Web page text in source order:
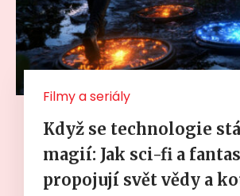
Filmy a seriály
Když se technologie
magií: Jak sci-fi a
propojují svět vědy a